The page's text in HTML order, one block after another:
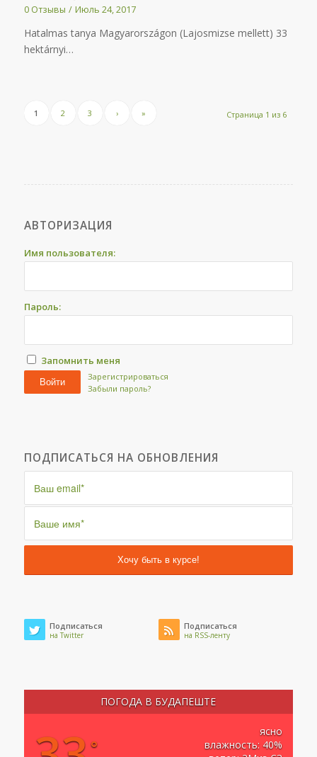
0 Отзывы / Июль 24, 2017
Hatalmas tanya Magyarországon (Lajosmizse mellett) 33
hektárnyi…
Страница 1 из 6
1 2 3 › »
АВТОРИЗАЦИЯ
Имя пользователя:
Пароль:
Запомнить меня
Войти
Зарегистрироваться
Забыли пароль?
ПОДПИСАТЬСЯ НА ОБНОВЛЕНИЯ
Подписаться
на Twitter
Подписаться
на RSS-ленту
ПОГОДА В БУДАПЕШТЕ
°
ясно
влажность: 40%